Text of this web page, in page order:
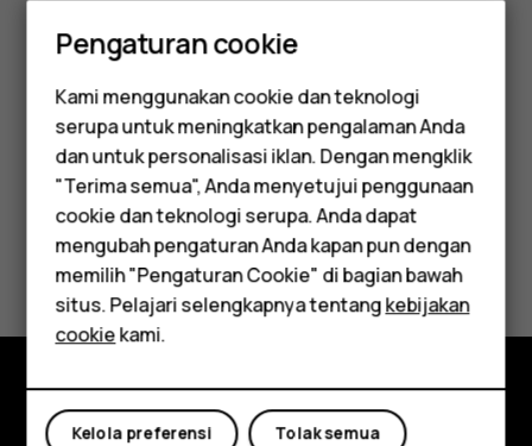
Smartphone
Feature phones
Aksesori
Tablet
signifikan, dan dapat memerlukan waktu lama untuk
Apakah ini membantu?
Ya Tidak
Jelajahi
Pengaturan cookie
Kami menggunakan cookie dan teknologi
serupa untuk meningkatkan pengalaman Anda
dan untuk personalisasi iklan. Dengan mengklik
"Terima semua", Anda menyetujui penggunaan
cookie dan teknologi serupa. Anda dapat
mengubah pengaturan Anda kapan pun dengan
memilih "Pengaturan Cookie" di bagian bawah
situs. Pelajari selengkapnya tentangkebijakan
cookiekami.
Tolak semua
Kelola preferensi